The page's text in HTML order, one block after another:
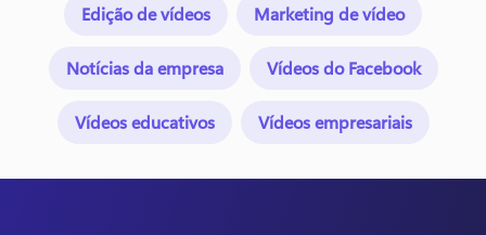
Edição de vídeos Marketing de vídeo
Notícias da empresa Vídeos do Facebook
Vídeos educativos Vídeos empresariais